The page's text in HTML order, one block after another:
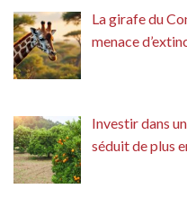
La girafe du
menace
Investir dans
séduit de plus